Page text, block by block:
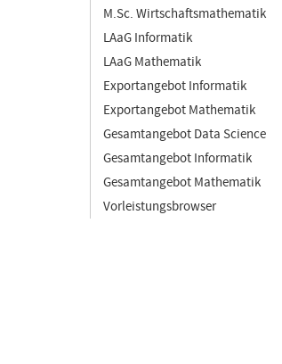
M.Sc. Wirtschaftsmathematik
LAaG Informatik
LAaG Mathematik
Exportangebot Informatik
Exportangebot Mathematik
Gesamtangebot Data Science
Gesamtangebot Informatik
Gesamtangebot Mathematik
Vorleistungsbrowser